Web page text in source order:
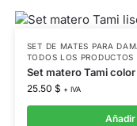
SET DE MATES PARA
TODOS LOS PRODUCTOS
Set matero Tami
25.50 $ + IVA